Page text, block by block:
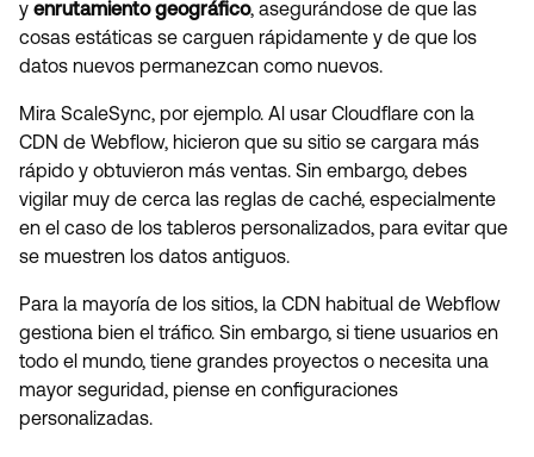
y enrutamiento geográfico, asegurándose de que las
cosas estáticas se carguen rápidamente y de que los
datos nuevos permanezcan como nuevos.
Mira ScaleSync, por ejemplo. Al usar Cloudflare con la
CDN de Webflow, hicieron que su sitio se cargara más
rápido y obtuvieron más ventas. Sin embargo, debes
vigilar muy de cerca las reglas de caché, especialmente
en el caso de los tableros personalizados, para evitar que
se muestren los datos antiguos.
Para la mayoría de los sitios, la CDN habitual de Webflow
gestiona bien el tráfico. Sin embargo, si tiene usuarios en
todo el mundo, tiene grandes proyectos o necesita una
mayor seguridad, piense en configuraciones
personalizadas.